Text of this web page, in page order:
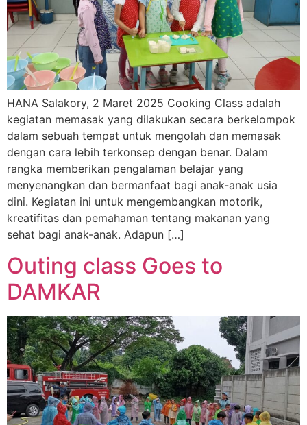
HANA Salakory, 2 Maret 2025 Cooking Class adalah
kegiatan memasak yang dilakukan secara berkelompok
dalam sebuah tempat untuk mengolah dan memasak
dengan cara lebih terkonsep dengan benar. Dalam
rangka memberikan pengalaman belajar yang
menyenangkan dan bermanfaat bagi anak-anak usia
dini. Kegiatan ini untuk mengembangkan motorik,
kreatifitas dan pemahaman tentang makanan yang
sehat bagi anak-anak. Adapun […]
Outing class Goes to
DAMKAR